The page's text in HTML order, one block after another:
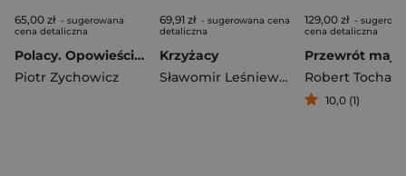
65,00 zł - sugerowana
cena detaliczna
Polacy. Opowieści niepoprawne politycznie VII
Piotr Zychowicz
69,91 zł - sugerowana cena
detaliczna
Krzyżacy
Sławomir Leśniewski
129,00 zł -
cena detaliczna
Robert Tocha
10,0 (1)